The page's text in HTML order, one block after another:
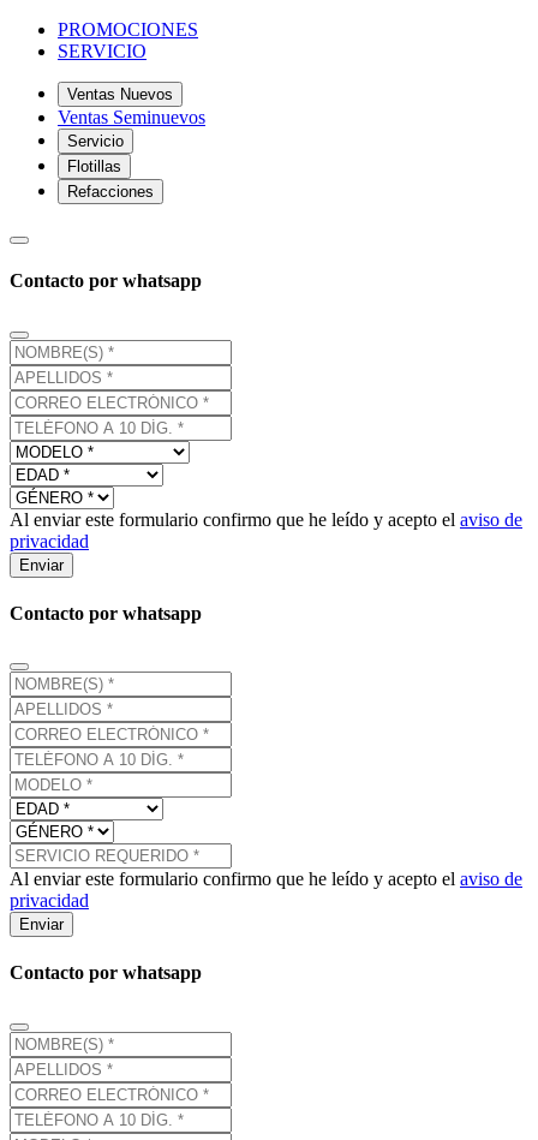
PROMOCIONES
SERVICIO
Ventas Nuevos
Ventas Seminuevos
Servicio
Flotillas
Refacciones
Contacto por whatsapp
Al enviar este formulario confirmo que he leído y acepto el aviso de
privacidad
Enviar
Contacto por whatsapp
Al enviar este formulario confirmo que he leído y acepto el aviso de
privacidad
Enviar
Contacto por whatsapp